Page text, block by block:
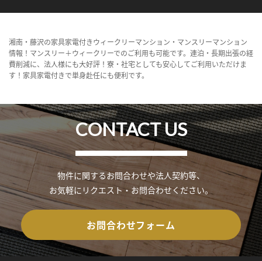
湘南・藤沢の家具家電付きウィークリーマンション・マンスリーマンション
情報！マンスリー＋ウィークリーでのご利用も可能です。連泊・長期出張の経
費削減に、法人様にも大好評！寮・社宅としても安心してご利用いただけま
す！家具家電付きで単身赴任にも便利です。
CONTACT US
物件に関するお問合わせや法人契約等、
お気軽にリクエスト・お問合わせください。
お問合わせフォーム